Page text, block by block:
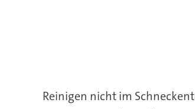
Reinigen nicht im